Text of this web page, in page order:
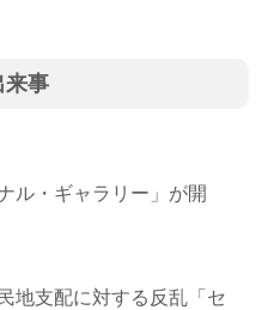
来事
ル・ギャラリー」が開
地支配に対する反乱「セ